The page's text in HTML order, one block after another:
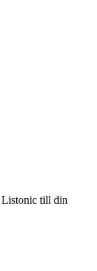
Listonic till din